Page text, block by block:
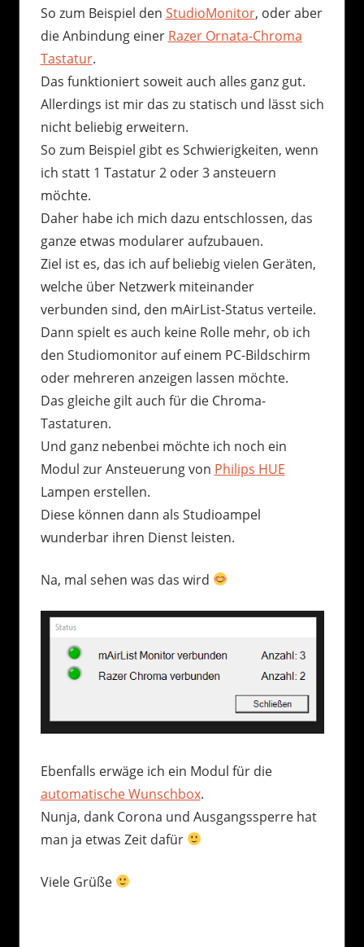
So zum Beispiel den StudioMonitor, oder aber
die Anbindung einer Razer Ornata-Chroma
Tastatur.
Das funktioniert soweit auch alles ganz gut.
Allerdings ist mir das zu statisch und lässt sich
nicht beliebig erweitern.
So zum Beispiel gibt es Schwierigkeiten, wenn
ich statt 1 Tastatur 2 oder 3 ansteuern
möchte.
Daher habe ich mich dazu entschlossen, das
ganze etwas modularer aufzubauen.
Ziel ist es, das ich auf beliebig vielen Geräten,
welche über Netzwerk miteinander
verbunden sind, den mAirList-Status verteile.
Dann spielt es auch keine Rolle mehr, ob ich
den Studiomonitor auf einem PC-Bildschirm
oder mehreren anzeigen lassen möchte.
Das gleiche gilt auch für die Chroma-
Tastaturen.
Und ganz nebenbei möchte ich noch ein
Modul zur Ansteuerung von Philips HUE
Lampen erstellen.
Diese können dann als Studioampel
wunderbar ihren Dienst leisten.
Na, mal sehen was das wird
Ebenfalls erwäge ich ein Modul für die
automatische Wunschbox.
Nunja, dank Corona und Ausgangssperre hat
man ja etwas Zeit dafür
Viele Grüße